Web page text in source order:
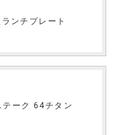
ンチプレート
テーク 64チタン